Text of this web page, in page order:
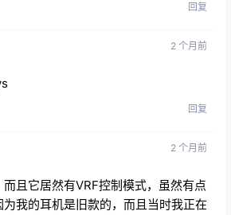
回复
2 个月前
回复
2 个月前
且它居然有VRF控制模式，虽然有点
我的耳机是旧款的，而且当时我正在